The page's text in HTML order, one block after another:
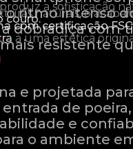
naturais, o
com certificação
a uma estética
a sofisticação
couro.
o ritmo intenso
dobradiça com
resistente
e projetada
de
e
o ambiente